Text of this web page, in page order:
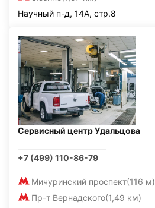
Научный п-д, 14А, стр.8
Сервисный центр Удальцова
+7 (499) 110-86-79
Мичуринский проспект(116 м)
Пр-т Вернадского(1,49 км)